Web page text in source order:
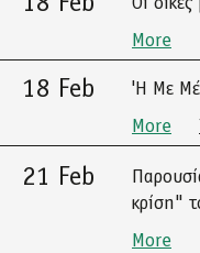
More
18 Feb
'Η Με
More
21 Feb
κρίση"
More